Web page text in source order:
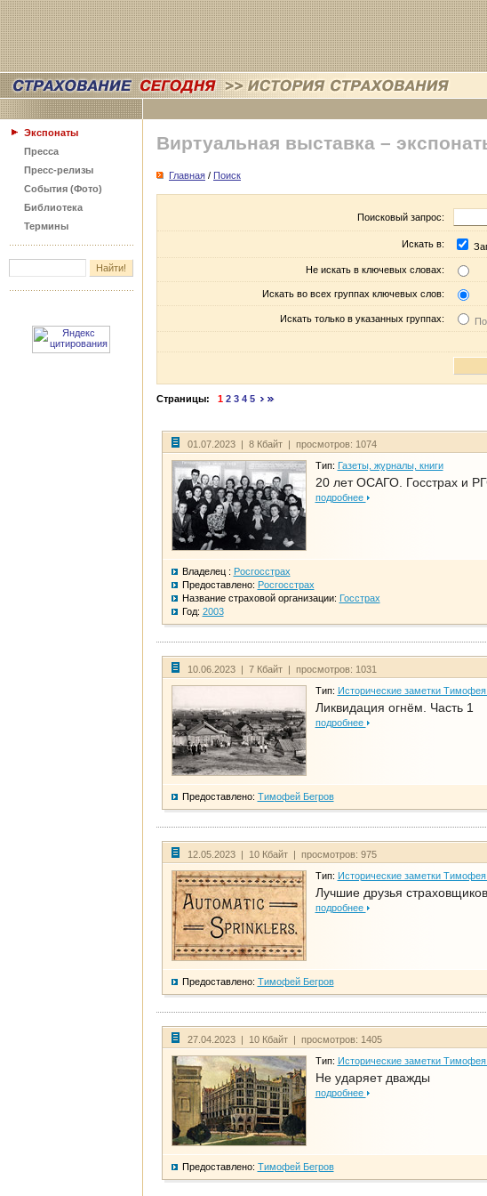
Экспонаты
Пресса
Пресс-релизы
События (Фото)
Библиотека
Термины
Виртуальная выставка –
Главная / Поиск
Поисковый запрос:
Искать в:
Не искать в ключевых словах:
Искать во всех группах ключевых слов:
Искать только в указанных группах:
Страницы: 1 2 3 4 5
01.07.2023 | 8 Кбайт | просмотров: 1074
Тип: Газеты, журналы, книги
20 лет ОСАГО. Госстрах и
подробнее
Владелец : Росгосстрах
Предоставлено: Росгосстрах
Название страховой организации: Госстрах
Год: 2003
10.06.2023 | 7 Кбайт | просмотров: 1031
Тип: Исторические заметки Тимофея
Ликвидация огнём. Часть 1
подробнее
Предоставлено: Тимофей Бегров
12.05.2023 | 10 Кбайт | просмотров: 975
Тип: Исторические заметки Тимофея
Лучшие друзья
подробнее
Предоставлено: Тимофей Бегров
27.04.2023 | 10 Кбайт | просмотров: 1405
Тип: Исторические заметки Тимофея
Не ударяет дважды
подробнее
Предоставлено: Тимофей Бегров